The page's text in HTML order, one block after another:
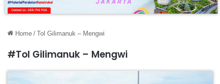
Home / Tol Gilimanuk – Mengwi
#Tol Gilimanuk – Mengwi